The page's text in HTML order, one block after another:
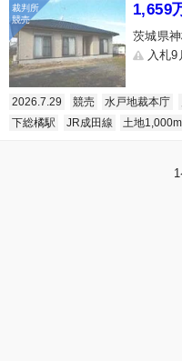
1,659
茨城県
入札9
2026.7.29 競売 水戸地裁本庁
下総橘駅
JR成田線 土地